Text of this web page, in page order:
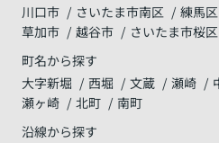
川口市
さいたま市南区 練馬区
草加市
越谷市 さいたま市桜区
町名から探す
大字新堀
西堀 文蔵 瀬崎
瀬ヶ崎
北町
南町
沿線から探す